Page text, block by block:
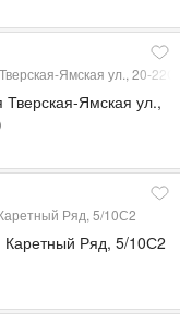
Ямская ул., 20-
Тверская-Ямская ул.,
Ряд, 5/10С2
Каретный Ряд, 5/10С2